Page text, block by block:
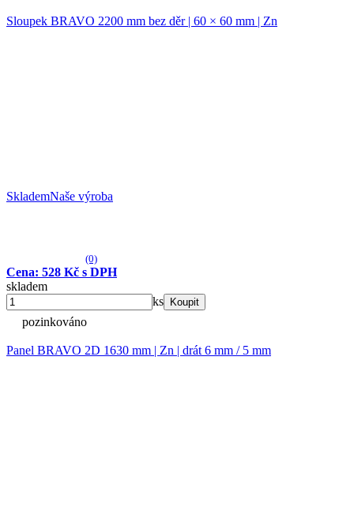
Sloupek BRAVO 2200 mm bez děr | 60 × 60 mm | Zn
SklademNaše výroba
(0)
Cena: 528 Kč s DPH
skladem
ks
Koupit
pozinkováno
Panel BRAVO 2D 1630 mm | Zn | drát 6 mm / 5 mm